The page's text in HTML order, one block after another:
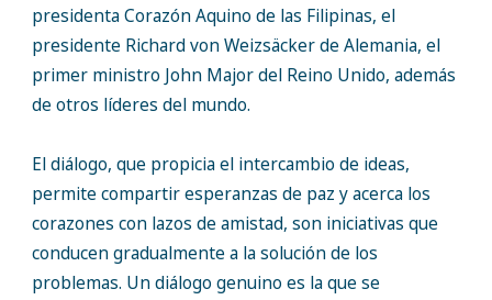
presidenta Corazón Aquino de las Filipinas, el
presidente Richard von Weizsäcker de Alemania, el
primer ministro John Major del Reino Unido, además
de otros líderes del mundo.
El diálogo, que propicia el intercambio de ideas,
permite compartir esperanzas de paz y acerca los
corazones con lazos de amistad, son iniciativas que
conducen gradualmente a la solución de los
problemas. Un diálogo genuino es la que se